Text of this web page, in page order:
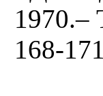
1970.–
168-